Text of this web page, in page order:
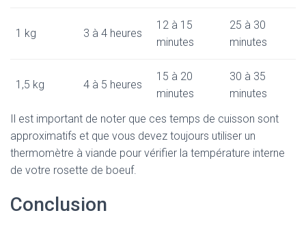
1 kg 3 à 4 heures
12 à 15
minutes
25 à 30
minutes
1,5 kg 4 à 5 heures
15 à 20
minutes
30 à 35
minutes
Il est important de noter que ces temps de cuisson sont
approximatifs et que vous devez toujours utiliser un
thermomètre à viande pour vérifier la température interne
de votre rosette de boeuf.
Conclusion